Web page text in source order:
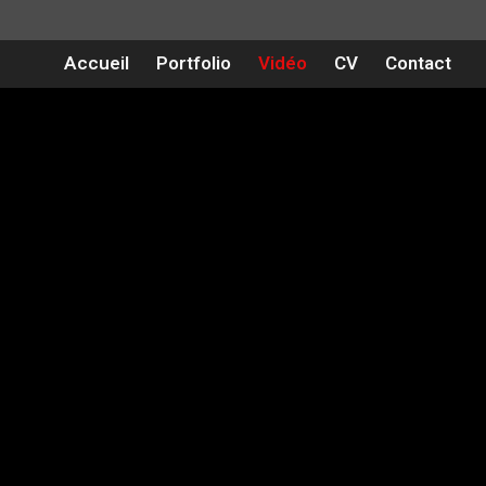
Accueil Portfolio Vidéo CV Contact